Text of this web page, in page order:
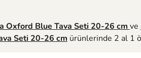
Oxford Blue Tava Seti 20-26 cm ve
Seti 20-26 cm ürünlerinde 2 al 1